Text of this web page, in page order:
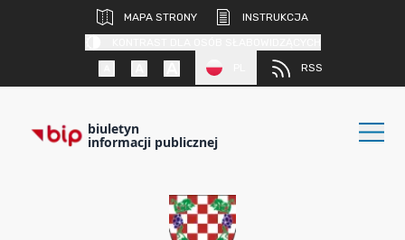
MAPA STRONY
INSTRUKCJA
RSS
biuletyn
informacji publicznej